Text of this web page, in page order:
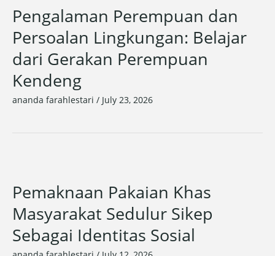
Pengalaman Perempuan dan
Persoalan Lingkungan: Belajar
dari Gerakan Perempuan
Kendeng
ananda farahlestari / July 23, 2026
Pemaknaan Pakaian Khas
Masyarakat Sedulur Sikep
Sebagai Identitas Sosial